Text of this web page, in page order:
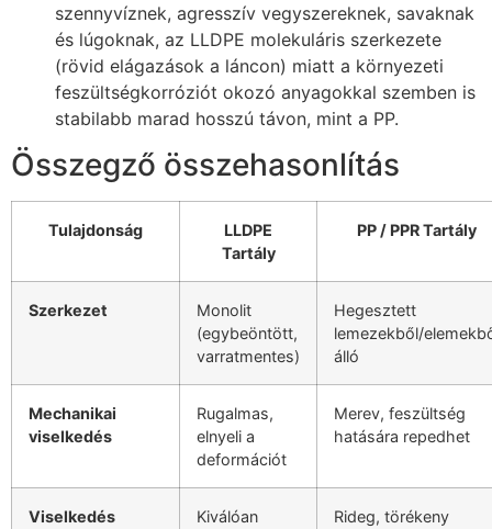
szennyvíznek, agresszív vegyszereknek, savaknak
és lúgoknak, az LLDPE molekuláris szerkezete
(rövid elágazások a láncon) miatt a környezeti
feszültségkorróziót okozó anyagokkal szemben is
stabilabb marad hosszú távon, mint a PP.
Összegző összehasonlítás
Tulajdonság
LLDPE
Tartály
PP / PPR Tartály
Szerkezet
Monolit
(egybeöntött,
varratmentes)
Hegesztett
lemezekből/
álló
Mechanikai
viselkedés
Rugalmas,
elnyeli a
deformációt
Merev, feszültség
hatására repedhet
Viselkedés
Kiválóan
Rideg, törékeny